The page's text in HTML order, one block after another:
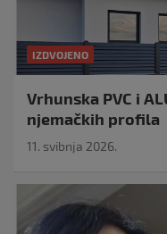
IZDVOJENO
Vrhunska PVC i
njemačkih profila
11. svibnja 2026.